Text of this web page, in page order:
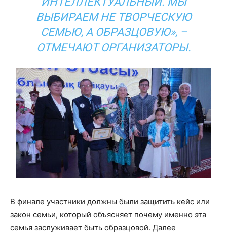
ВЫБИРАЕМ НЕ ТВОРЧЕСКУЮ
СЕМЬЮ, А ОБРАЗЦОВУЮ», –
ОТМЕЧАЮТ ОРГАНИЗАТОРЫ.
В финале участники должны были защитить кейс или
закон семьи, который объясняет почему именно эта
семья заслуживает быть образцовой. Далее